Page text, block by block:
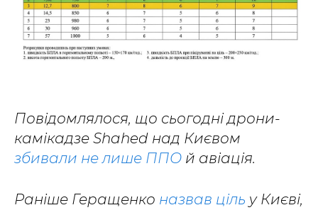
Повідомлялося, що сьогодні дрони-
камікадзе Shahed над Києвом
збивали не лише ППО й авіація.
Раніше Геращенко назвав ціль у Києві,